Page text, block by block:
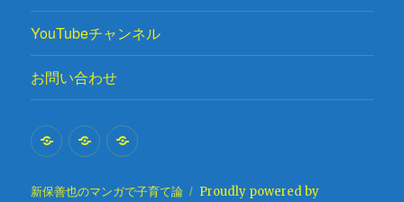
YouTubeチャンネル
お問い合わせ
新
善
YouTube
ャ
お
い
新保善也のマンガで子育て論 Proudly powered by